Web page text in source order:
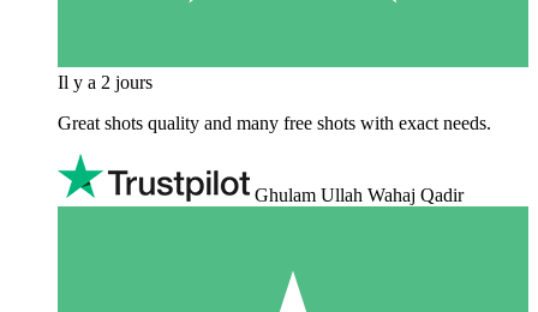
Il y a 2 jours
Great shots quality and many free shots with exact needs.
Ghulam Ullah Wahaj Qadir